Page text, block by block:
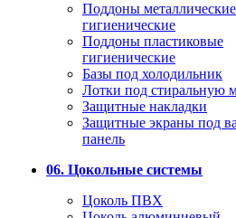
Поддоны металлические
гигиенические
Поддоны пластиковые
гигиенические
Базы под холодильник
Лотки под стиральную
Защитные накладки
Защитные экраны под
панель
06. Цокольные системы
Цоколь ПВХ